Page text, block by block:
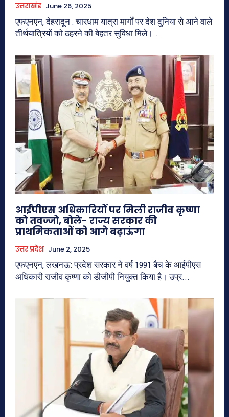
उत्तराखंड June 26, 2025
एफएनएन, देहरादून : चारधाम यात्रा मार्गों पर देश दुनिया से आने वाले
तीर्थयात्रियों को ठहरने की बेहतर सुविधा मिले।...
आईपीएस अधिकारियों पर मिली राजीव कृष्णा
को तवज्जो, बोले- राज्य सरकार की
प्राथमिकताओं को आगे बढ़ाऊंगा
उत्तर प्रदेश June 2, 2025
एफएनएन, लखनऊ: प्रदेश सरकार ने वर्ष 1991 बैच के आईपीएस
अधिकारी राजीव कृष्णा को डीजीपी नियुक्त किया है। उप्र...